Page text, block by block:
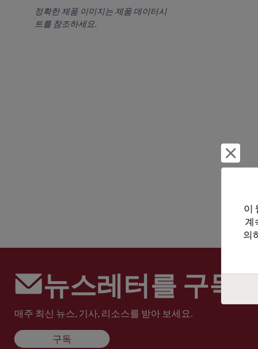
정확한 제품 이미지는 제품 데이터시
트를 참조하세요.
뉴스레터를 구독하
매주 최신 뉴스, 기사, 리소스를 받아 보세요.
구독
이
계
의